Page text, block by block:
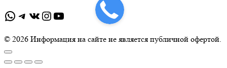
WhatsApp
Telegram
ВКонтакте
Instagram
YouTube
© 2026 Информация на сайте не является публичной офертой.